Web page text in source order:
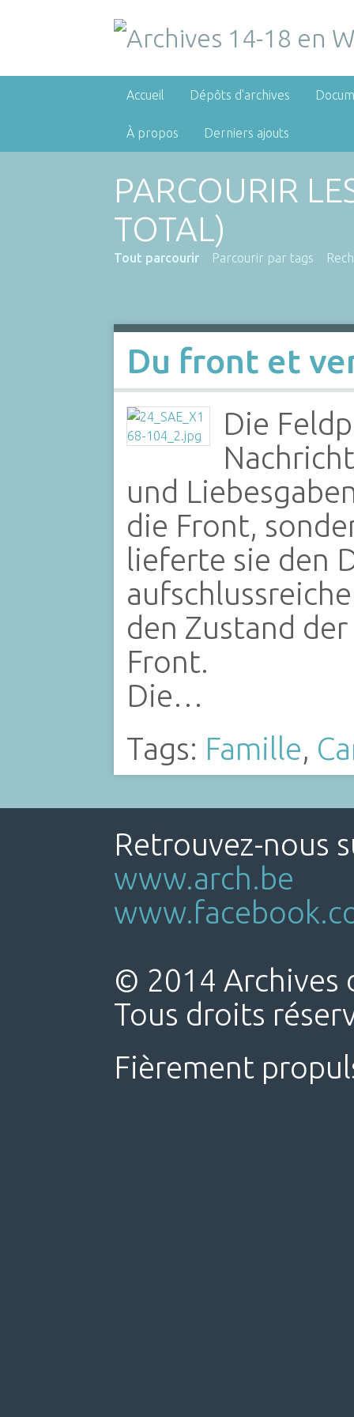
Accueil Dépôts d'archives
À propos Derniers ajouts
PARCOURIR
TOTAL)
Tout parcourir Parcourir par tags
Du front et
Die
und
die Front,
lieferte sie den
den Zustand
Front.
Die…
Tags: Famille,
Retrouvez-nous
www.arch.be
© 2014 Archives
Tous droits
Fièrement